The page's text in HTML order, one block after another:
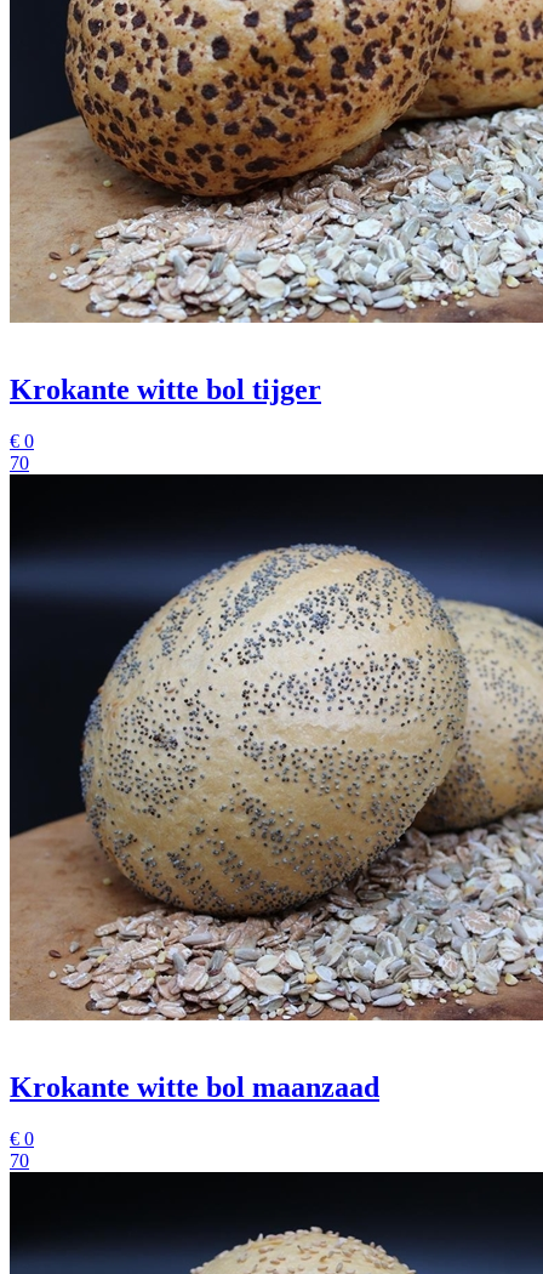
Krokante witte bol tijger
€ 0
70
Krokante witte bol maanzaad
€ 0
70